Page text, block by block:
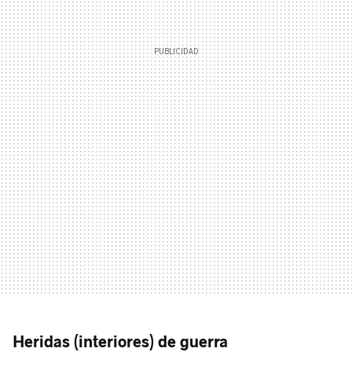
Heridas (interiores) de guerra